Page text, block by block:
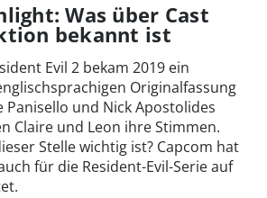
Was über Cast
bekannt ist
Evil 2 bekam 2019 ein
Originalfassung
Panisello und Nick Apostolides
Claire und Leon ihre Stimmen.
Stelle wichtig ist? Capcom hat
für die Resident-Evil-Serie auf